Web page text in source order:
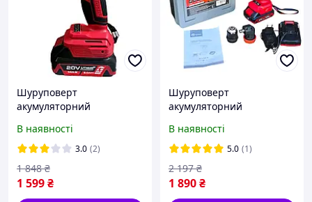
Шуруповерт
акумуляторний
20BL (20 В, 40 Нм)
В наявності
3.0 (2)
1 599₴
1 848 ₴
Шуруповерт
акумуляторний
21CUN BL (знімний
патрон + кутова насадка)
В наявності
5.0 (1)
1 890₴
2 197 ₴